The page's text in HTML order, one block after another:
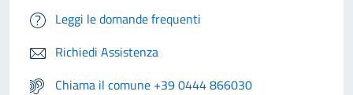
Leggi le domande frequenti
Richiedi Assistenza
Chiama il comune +39 0444 866030